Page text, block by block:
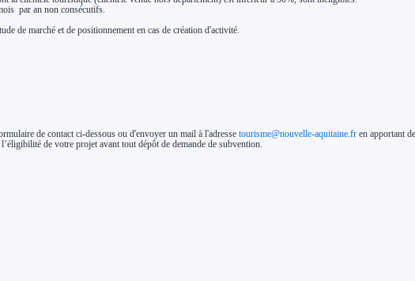
par an non consécutifs.
de marché et de positionnement en cas de création d'activité.
de contact ci-dessous ou d'envoyer un mail à l'adresse tourisme@nouvelle-aquitaine.fr en apportant
de votre projet avant tout dépôt de demande de subvention.